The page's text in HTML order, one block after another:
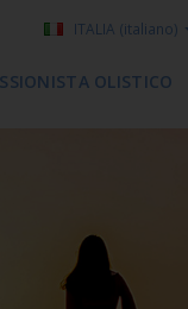
ITALIA (italiano)
OLISTICO